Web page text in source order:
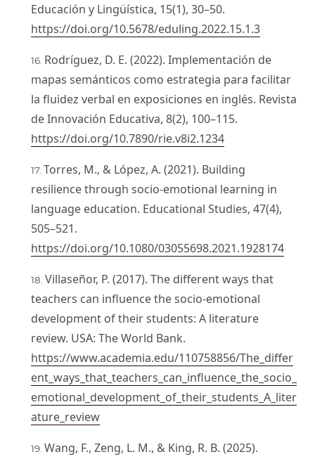
Educación y Lingüística, 15(1), 30–50.
https://doi.org/10.5678/eduling.2022.15.1.3
Rodríguez, D. E. (2022). Implementación de
mapas semánticos como estrategia para facilitar
la fluidez verbal en exposiciones en inglés. Revista
de Innovación Educativa, 8(2), 100–115.
https://doi.org/10.7890/rie.v8i2.1234
Torres, M., & López, A. (2021). Building
resilience through socio-emotional learning in
language education. Educational Studies, 47(4),
505–521.
https://doi.org/10.1080/03055698.2021.1928174
Villaseñor, P. (2017). The different ways that
teachers can influence the socio-emotional
development of their students: A literature
review. USA: The World Bank.
https://www.academia.edu/110758856/The_differ
ent_ways_that_teachers_can_influence_the_socio_
emotional_development_of_their_students_A_liter
ature_review
Wang, F., Zeng, L. M., & King, R. B. (2025).